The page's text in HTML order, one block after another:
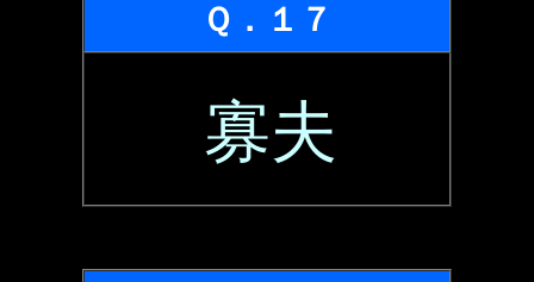
Ｑ．１７
寡夫